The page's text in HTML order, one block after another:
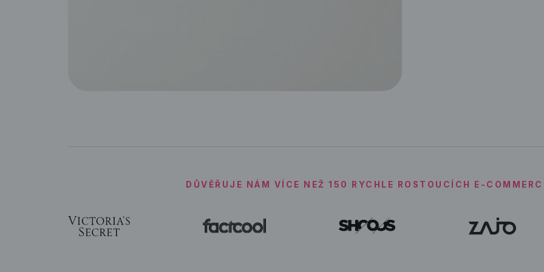
DŮVĚŘUJE NÁM VÍCE NEŽ 150 RYCHLE ROSTOUCÍCH E-